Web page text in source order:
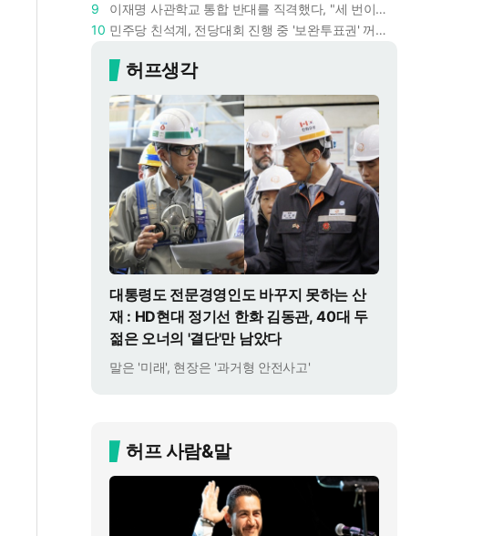
9
이재명 사관학교 통합 반대를 직격했다, "세 번이나 군사 쿠데타 했는데 압도적 지위"
10
민주당 친석계, 전당대회 진행 중 '보완투표권' 꺼냈다 : '사후 투표 허용' 무리수에 정청래 "투표 쿠데타"
허프생각
대통령도 전문경영인도 바꾸지 못하는 산
재 : HD현대 정기선 한화 김동관, 40대 두
젊은 오너의 '결단'만 남았다
말은 '미래', 현장은 '과거형 안전사고'
허프 사람&말